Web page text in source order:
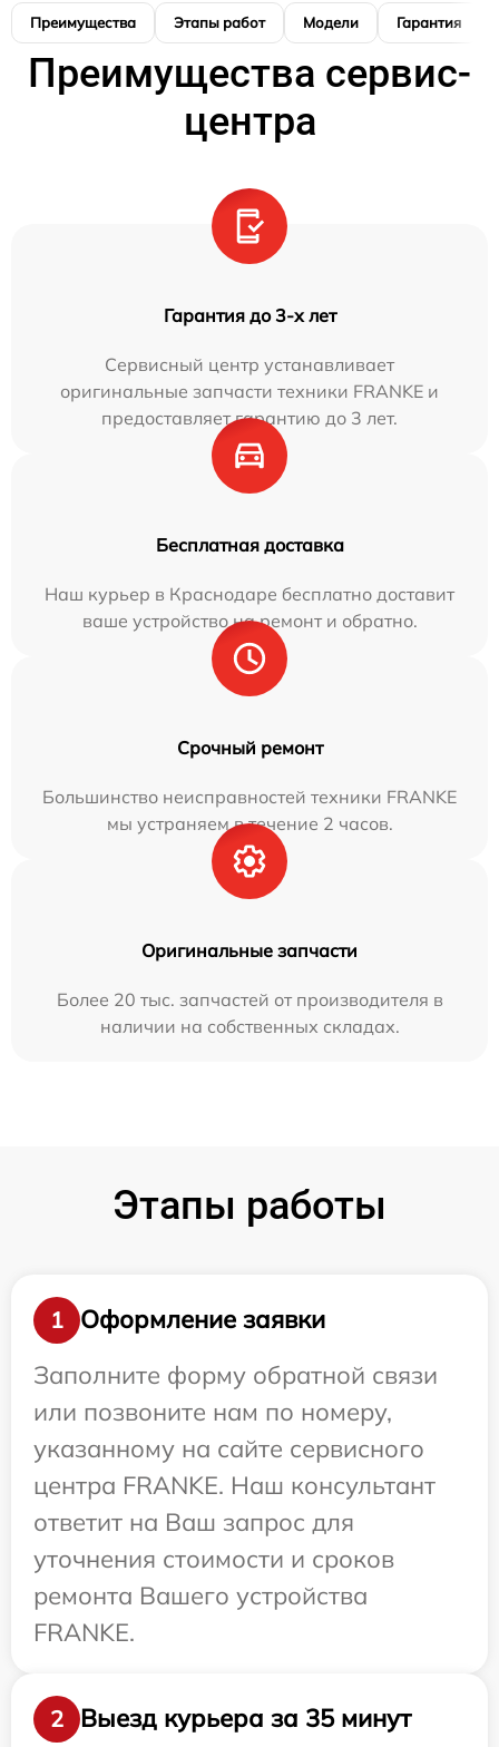
Преимущества Этапы работ Модели Гарантия
Преимущества сервис-
центра
Гарантия до 3-х лет
Сервисный центр устанавливает
оригинальные запчасти техники FRANKE и
предоставляет гарантию до 3 лет.
Бесплатная доставка
Наш курьер в Краснодаре бесплатно доставит
ваше устройство на ремонт и обратно.
Срочный ремонт
Большинство неисправностей техники FRANKE
мы устраняем в течение 2 часов.
Оригинальные запчасти
Более 20 тыс. запчастей от производителя в
наличии на собственных складах.
Этапы работы
1
Оформление заявки
Заполните форму обратной связи
или позвоните нам по номеру,
указанному на сайте сервисного
центра FRANKE. Наш консультант
ответит на Ваш запрос для
уточнения стоимости и сроков
ремонта Вашего устройства
FRANKE.
2 Выезд курьера за 35 минут